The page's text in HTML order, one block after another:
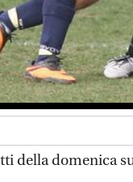
della domenica